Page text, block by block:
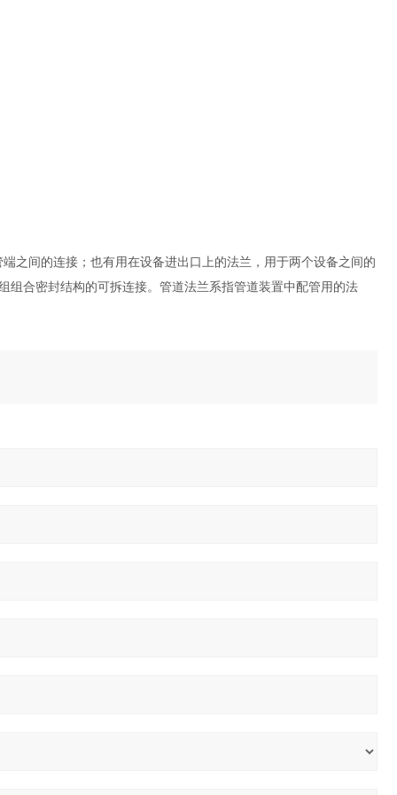
之间的连接；也有用在设备进出口上的法兰，用于两个设备之间的
组合密封结构的可拆连接。管道法兰系指管道装置中配管用的法